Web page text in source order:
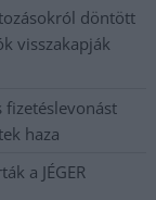
döntött
visszakapják
fizetéslevonást
haza
a JÉGER